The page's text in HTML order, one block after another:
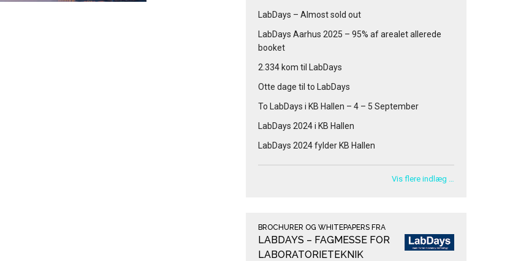
LabDays – Almost sold out
LabDays Aarhus 2025 – 95% af arealet allerede
booket
2.334 kom til LabDays
Otte dage til to LabDays
To LabDays i KB Hallen – 4 – 5 September
LabDays 2024 i KB Hallen
LabDays 2024 fylder KB Hallen
Vis flere indlæg …
BROCHURER OG WHITEPAPERS FRA
LABDAYS – FAGMESSE FOR
LABORATORIETEKNIK